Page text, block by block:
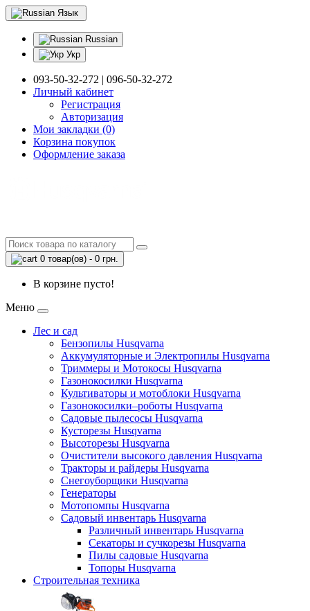
Язык
Russian
Укр
093-50-32-272 | 096-50-32-272
Личный кабинет
Регистрация
Авторизация
Мои закладки (0)
Корзина покупок
Оформление заказа
0 товар(ов) - 0 грн.
В корзине пусто!
Меню
Лес и сад
Бензопилы Husqvarna
Аккумуляторные и Электропилы Нusqvarna
Триммеры и Мотокосы Нusqvarna
Газонокосилки Husqvarna
Культиваторы и мотоблоки Husqvarna
Газонокосилки–роботы Husqvarna
Садовые пылесосы Husqvarna
Кусторезы Husqvarna
Высоторезы Husqvarna
Очистители высокого давления Husqvarna
Тракторы и райдеры Husqvarna
Снегоуборщики Husqvarna
Генераторы
Мотопомпы Husqvarna
Садовый инвентарь Husqvarna
Различный инвентарь Husqvarna
Секаторы и сучкорезы Husqvarna
Пилы садовые Husqvarna
Топоры Husqvarna
Строительная техника